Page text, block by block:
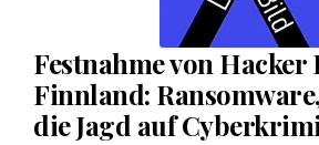
Festnahme von Hacker
Finnland:
die Jagd auf